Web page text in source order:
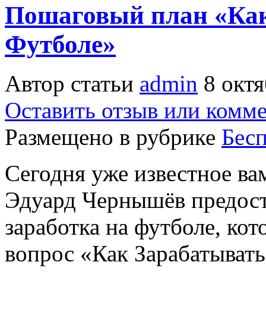
Пошаговый план
Футболе»
Автор статьи admin 8
Оставить отзыв или
Размещено в рубрике
Сегодня уже известное
Эдуард Чернышёв
заработка на футболе,
вопрос «Как